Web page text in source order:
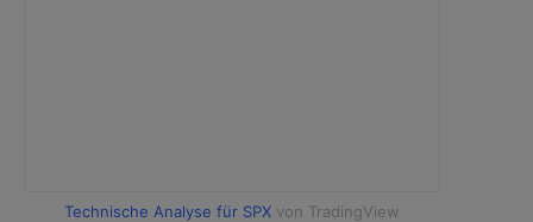
Technische Analyse für SPX von TradingView